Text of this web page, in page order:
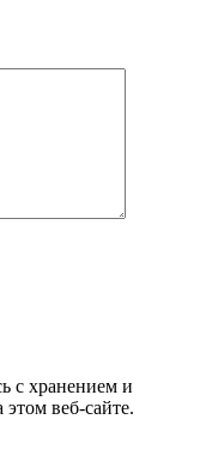
с хранением и
веб-сайте.